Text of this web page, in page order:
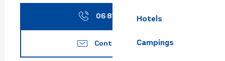
Hotels
Campings
06 81 14 39 ▒▒
Contacteer ons